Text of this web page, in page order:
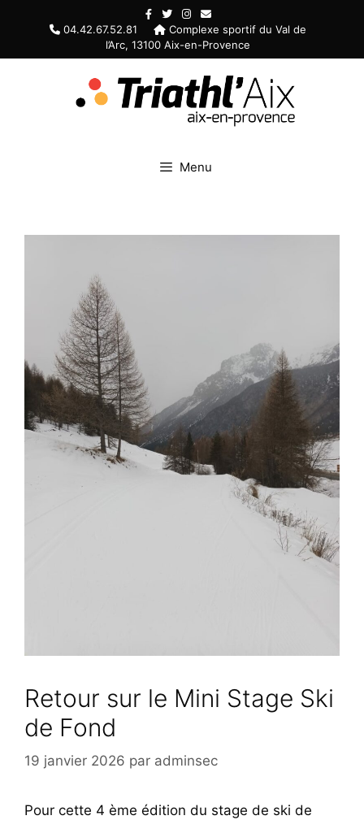
04.42.67.52.81
Complexe sportif du Val de
l’Arc, 13100 Aix-en-Provence
Menu
Retour sur le Mini Stage Ski
de Fond
19 janvier 2026 par adminsec
Pour cette 4 ème édition du stage de ski de